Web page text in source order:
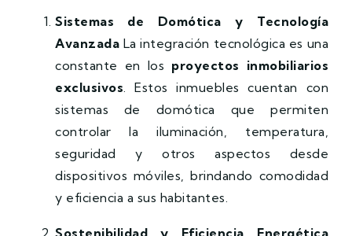
Sistemas de Domótica y Tecnología
Avanzada La integración tecnológica es una
constante en los proyectos inmobiliarios
exclusivos . Estos inmuebles cuentan con
sistemas de domótica que permiten
controlar la iluminación, temperatura,
seguridad y otros aspectos desde
dispositivos móviles, brindando comodidad
y eficiencia a sus habitantes.
Sostenibilidad y Eficiencia Energética